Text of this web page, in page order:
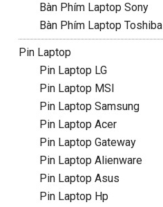
Bàn Phím Laptop Sony
Bàn Phím Laptop Toshiba
Pin Laptop
Pin Laptop LG
Pin Laptop MSI
Pin Laptop Samsung
Pin Laptop Acer
Pin Laptop Gateway
Pin Laptop Alienware
Pin Laptop Asus
Pin Laptop Hp